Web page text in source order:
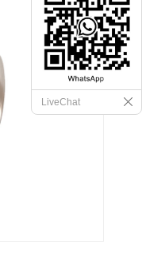
LiveChat